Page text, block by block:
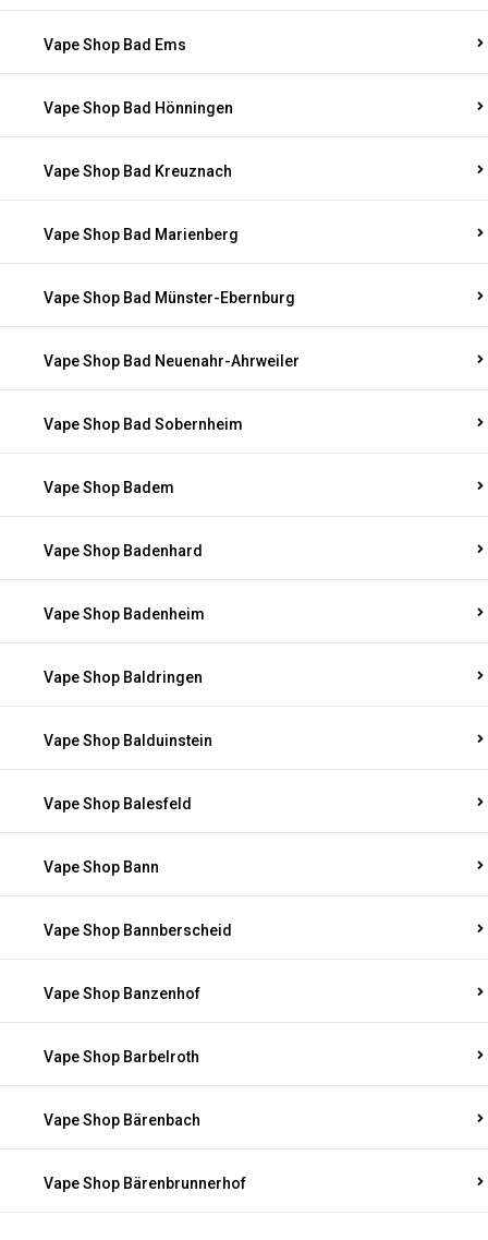
Vape Shop Bad Ems
Vape Shop Bad Hönningen
Vape Shop Bad Kreuznach
Vape Shop Bad Marienberg
Vape Shop Bad Münster-Ebernburg
Vape Shop Bad Neuenahr-Ahrweiler
Vape Shop Bad Sobernheim
Vape Shop Badem
Vape Shop Badenhard
Vape Shop Badenheim
Vape Shop Baldringen
Vape Shop Balduinstein
Vape Shop Balesfeld
Vape Shop Bann
Vape Shop Bannberscheid
Vape Shop Banzenhof
Vape Shop Barbelroth
Vape Shop Bärenbach
Vape Shop Bärenbrunnerhof